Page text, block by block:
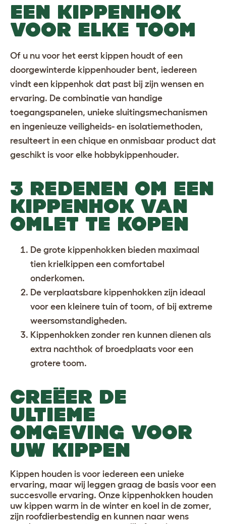
EEN KIPPENHOK
VOOR ELKE TOOM
Of u nu voor het eerst kippen houdt of een
doorgewinterde kippenhouder bent, iedereen
vindt een kippenhok dat past bij zijn wensen en
ervaring. De combinatie van handige
toegangspanelen, unieke sluitingsmechanismen
en ingenieuze veiligheids- en isolatiemethoden,
resulteert in een chique en onmisbaar product dat
geschikt is voor elke hobbykippenhouder.
3 REDENEN OM EEN
KIPPENHOK VAN
OMLET TE KOPEN
De grote kippenhokken bieden maximaal
tien krielkippen een comfortabel
onderkomen.
De verplaatsbare kippenhokken zijn ideaal
voor een kleinere tuin of toom, of bij extreme
weersomstandigheden.
Kippenhokken zonder ren kunnen dienen als
extra nachthok of broedplaats voor een
grotere toom.
CREËER DE
ULTIEME
OMGEVING VOOR
UW KIPPEN
Kippen houden is voor iedereen een unieke
ervaring, maar wij leggen graag de basis voor een
succesvolle ervaring. Onze kippenhokken houden
uw kippen warm in de winter en koel in de zomer,
zijn roofdierbestendig en kunnen naar wens